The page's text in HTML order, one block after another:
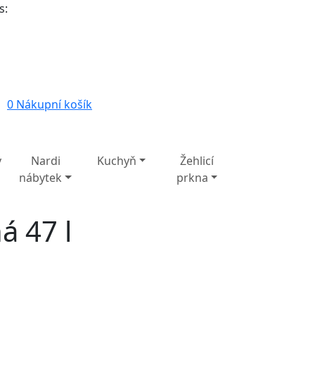
0 Nákupní košík
Nardi
nábytek
Kuchyň
Žehlicí
prkna
47 l